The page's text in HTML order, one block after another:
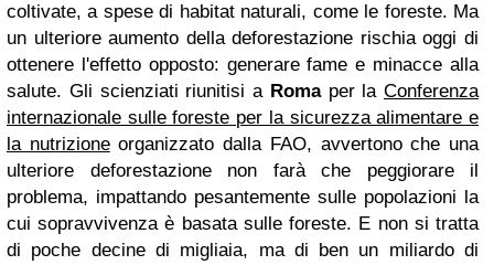
coltivate, a spese di habitat naturali, come le foreste. Ma
un ulteriore aumento della deforestazione rischia oggi di
ottenere l'effetto opposto: generare fame e minacce alla
salute. Gli scienziati riunitisi a Romaper la Conferenza
internazionale sulle foreste per la sicurezza alimentare e
la nutrizioneorganizzato dalla FAO, avvertono che una
ulteriore deforestazione non farà che peggiorare il
problema, impattando pesantemente sulle popolazioni la
cui sopravvivenza è basata sulle foreste. E non si tratta
di poche decine di migliaia, ma di ben un miliardo di